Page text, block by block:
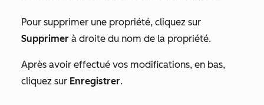
Pour supprimer une propriété, cliquez sur
Supprimer à droite du nom de la propriété.
Après avoir effectué vos modifications, en bas,
cliquez sur Enregistrer.